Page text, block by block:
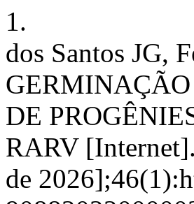
1.
dos Santos JG,
DE
RARV
de